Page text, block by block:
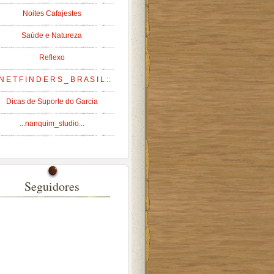
Noites Cafajestes
Saúde e Natureza
Reflexo
E T F I N D E R S _ B R A S I L ::
Dicas de Suporte do Garcia
...nanquim_studio...
Seguidores